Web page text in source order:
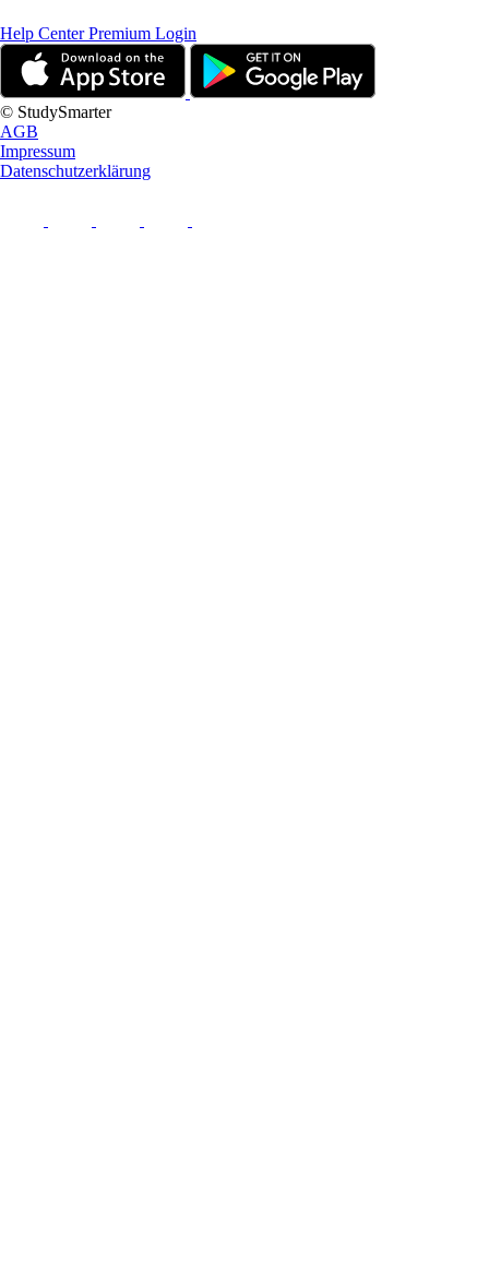
Help CenterPremium Login
© StudySmarter
AGB
Impressum
Datenschutzerklärung